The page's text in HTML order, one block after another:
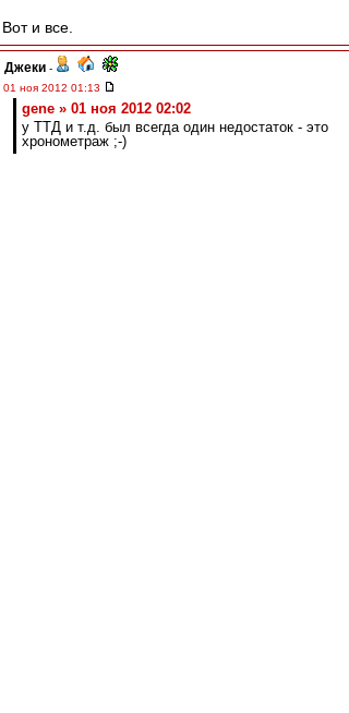
Вот и все.
Джеки -
01 ноя 2012 01:13
gene » 01 ноя 2012 02:02
у ТТД и т.д. был всегда один недостаток - это
хронометраж ;-)